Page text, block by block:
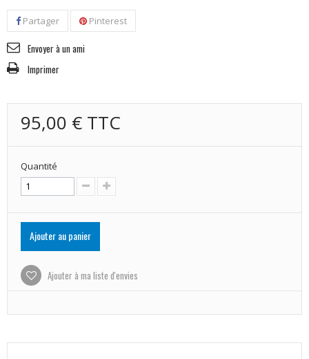
Partager Pinterest
Envoyer à un ami
Imprimer
95,00 € TTC
Quantité
Ajouter au panier
Ajouter à ma liste d'envies